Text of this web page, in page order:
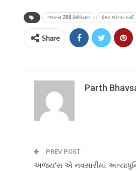
ગ્લાન્સ 200 મિલિયન ફેસ્ટ લોન્ચ કર્યો
Share
Parth
PREV POST
અજય’સ એ નવસારીમાં